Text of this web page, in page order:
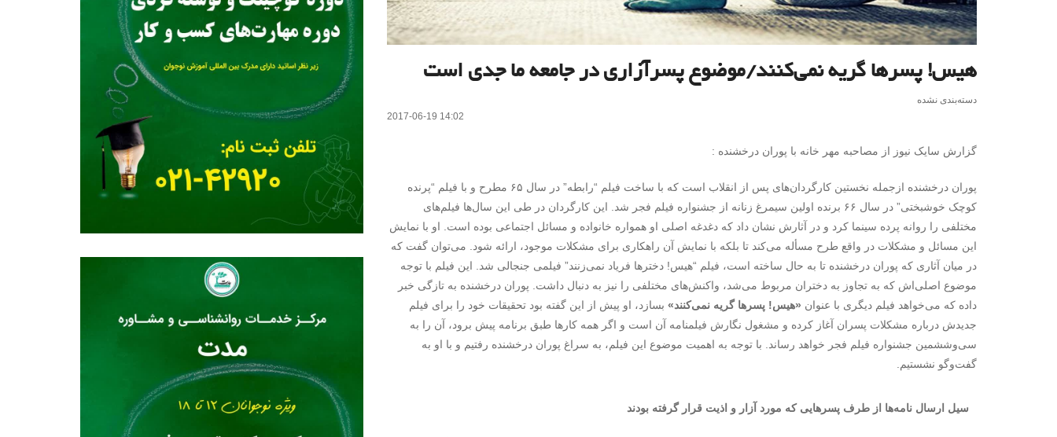
هیس! پسرها گریه نمی‌کنند/موضوع پسرآزاری در جامعه ما جدی است
دسته‌بندی نشده
2017-06-19 14:02
گزارش سایک نیوز از مصاحبه مهر خانه با پوران درخشنده :
پوران درخشنده ازجمله نخستین کارگردان‌های پس از انقلاب است که با ساخت فیلم “رابطه” در سال ۶۵ مطرح و با فیلم “پرنده‌
کوچک خوشبختی” در سال ۶۶ برنده‌ اولین سیمرغ زنانه از جشنواره فیلم فجر شد. این کارگردان در طی این سال‌ها فیلم‌های
مختلفی را روانه پرده سینما کرد و در آثارش نشان داد که دغدغه اصلی او همواره خانواده و مسائل اجتماعی بوده است. او با نمایش
این مسائل و مشکلات در واقع طرح مسأله می‌کند تا بلکه با نمایش آن راهکاری برای مشکلات موجود، ارائه شود. می‌توان گفت که
در میان آثاری که پوران درخشنده تا به حال ساخته است، فیلم “هیس! دخترها فریاد نمی‌زنند” فیلمی جنجالی شد. این فیلم با توجه
موضوع اصلی‌اش که به تجاوز به دختران مربوط می‌شد، واکنش‌های مختلفی را نیز به دنبال داشت. پوران درخشنده به تازگی خبر
داده که می‌خواهد فیلم دیگری با عنوان «هیس! پسرها گریه نمی‌کنند» بسازد، او پیش از این گفته بود تحقیقات خود را برای فیلم
جدیدش درباره مشکلات پسران آغاز کرده و مشغول نگارش فیلمنامه آن است و اگر همه کارها طبق برنامه پیش برود، آن را به
سی‌وششمین جشنواره فیلم فجر خواهد رساند. با توجه به اهمیت موضوع این فیلم، به سراغ پوران درخشنده رفتیم و با او به
گفت‌وگو نشستیم.
سیل ارسال نامه‌ها از طرف پسرهایی که مورد آزار و اذیت قرار گرفته بودند